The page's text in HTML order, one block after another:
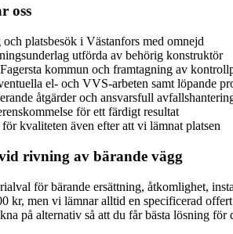
oss
platsbesök i Västanfors med omnejd
utförda av behörig konstruktör
kommun och framtagning av
el- och VVS-arbeten samt löpande
åtgärder och ansvarsfull
för ett färdigt resultat
kvaliteten även efter att vi lämnat platsen
rivning av bärande vägg
för bärande ersättning, åtkomlighet,
kr, men vi lämnar alltid en specificerad
på alternativ så att du får bästa lösning